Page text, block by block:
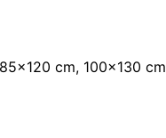
cm, 100×130 cm